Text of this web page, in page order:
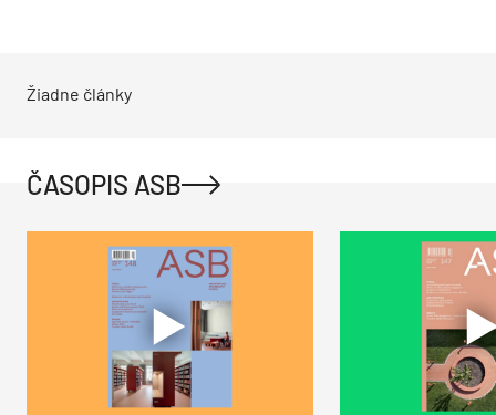
Žiadne články
ČASOPIS ASB